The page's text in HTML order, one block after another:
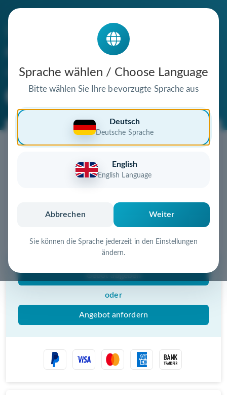
Sprache wählen / Choose Language
Bitte wählen Sie Ihre bevorzugte Sprache aus
Deutsch
Deutsche Sprache
English
English Language
Abbrechen Weiter
Sie können die Sprache jederzeit in den Einstellungen
ändern.
mps-fotos.de
steht zum Verkauf
Jetzt diese Wunschdomain
Diese Domain könnte schon bald Ihnen gehören!
Schnell, sicher und unkompliziert zur eigenen
Gebot abgeben
oder
Angebot anfordern